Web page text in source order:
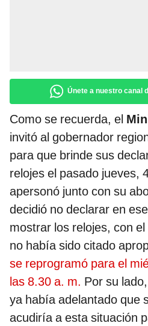
Únete a nuestro canal
Como se recuerda, el
invitó al gobernador
para que brinde sus
relojes el pasado jueves,
apersonó junto con su
decidió no declarar en
mostrar los relojes, con
no había sido citado
se reprogramó para el
las 8.30 a. m. Por su lado,
ya había adelantado que
acudiría a esta situación